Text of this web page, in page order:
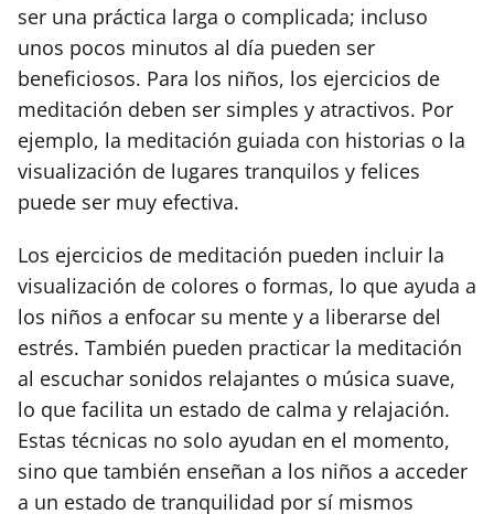
ser una práctica larga o complicada; incluso
unos pocos minutos al día pueden ser
beneficiosos. Para los niños, los ejercicios de
meditación deben ser simples y atractivos. Por
ejemplo, la meditación guiada con historias o la
visualización de lugares tranquilos y felices
puede ser muy efectiva.
Los ejercicios de meditación pueden incluir la
visualización de colores o formas, lo que ayuda a
los niños a enfocar su mente y a liberarse del
estrés. También pueden practicar la meditación
al escuchar sonidos relajantes o música suave,
lo que facilita un estado de calma y relajación.
Estas técnicas no solo ayudan en el momento,
sino que también enseñan a los niños a acceder
a un estado de tranquilidad por sí mismos